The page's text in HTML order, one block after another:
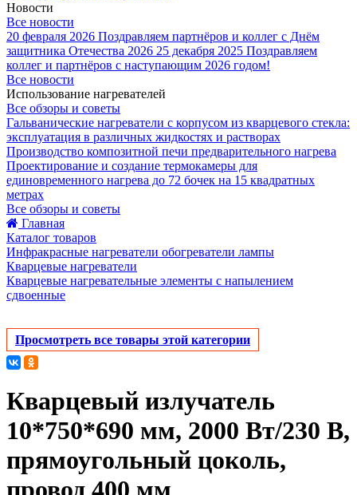
Новости
Все новости
20 февраля 2026 Поздравляем партнёров и коллег с Днём
защитника Отечества 2026 25 декабря 2025 Поздравляем
коллег и партнёров с наступающим 2026 годом!
Все новости
Использование нагревателей
Все обзоры и советы
Гальванические нагреватели с корпусом из кварцевого стекла:
эксплуатация в различных жидкостях и растворах
Производство композитной печи предварительного нагрева
Проектирование и создание термокамеры для
единовременного нагрева до 72 бочек на 15 квадратных
метрах
Все обзоры и советы
Главная
Каталог товаров
Инфракрасные нагреватели обогреватели лампы
Кварцевые нагреватели
Кварцевые нагревательные элементы с напылением
сдвоенные
Просмотреть все товары этой категории
Кварцевый излучатель
10*750*690 мм, 2000 Вт/230 В,
прямоугольный цоколь,